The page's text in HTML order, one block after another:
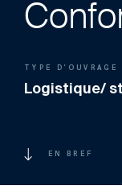
TYPE D'OUVRAGE
Logistique/
EN BREF